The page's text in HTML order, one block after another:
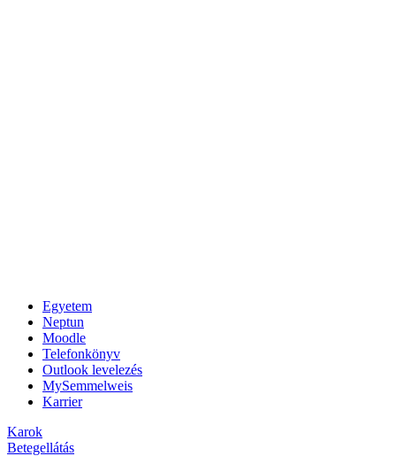
Egyetem
Neptun
Moodle
Telefonkönyv
Outlook levelezés
MySemmelweis
Karrier
Karok
Betegellátás